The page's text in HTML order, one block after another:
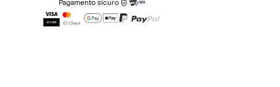
Pagamento sicuro